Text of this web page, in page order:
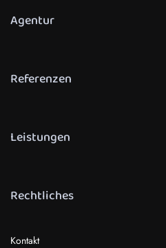
Agentur
Referenzen
Leistungen
Rechtliches
Kontakt